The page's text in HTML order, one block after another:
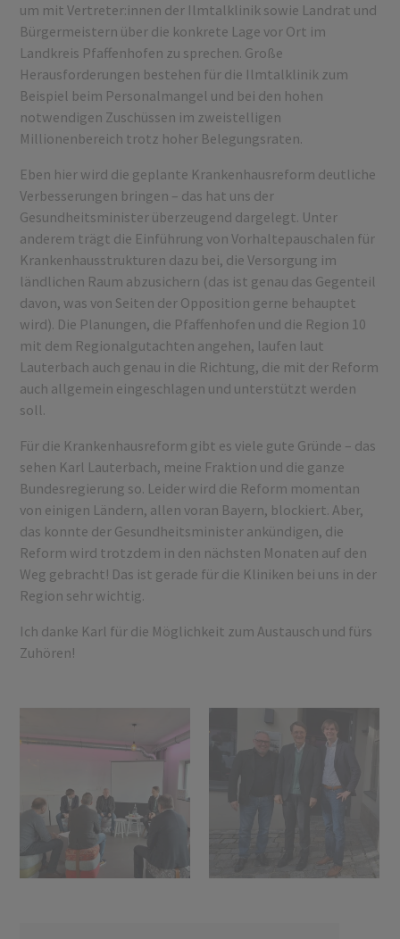
um mit Vertreter:innen der Ilmtalklinik sowie Landrat und
Bürgermeistern über die konkrete Lage vor Ort im
Landkreis Pfaffenhofen zu sprechen. Große
Herausforderungen bestehen für die Ilmtalklinik zum
Beispiel beim Personalmangel und bei den hohen
notwendigen Zuschüssen im zweistelligen
Millionenbereich trotz hoher Belegungsraten.
Eben hier wird die geplante Krankenhausreform deutliche
Verbesserungen bringen – das hat uns der
Gesundheitsminister überzeugend dargelegt. Unter
anderem trägt die Einführung von Vorhaltepauschalen für
Krankenhausstrukturen dazu bei, die Versorgung im
ländlichen Raum abzusichern (das ist genau das Gegenteil
davon, was von Seiten der Opposition gerne behauptet
wird). Die Planungen, die Pfaffenhofen und die Region 10
mit dem Regionalgutachten angehen, laufen laut
Lauterbach auch genau in die Richtung, die mit der Reform
auch allgemein eingeschlagen und unterstützt werden
soll.
Für die Krankenhausreform gibt es viele gute Gründe – das
sehen Karl Lauterbach, meine Fraktion und die ganze
Bundesregierung so. Leider wird die Reform momentan
von einigen Ländern, allen voran Bayern, blockiert. Aber,
das konnte der Gesundheitsminister ankündigen, die
Reform wird trotzdem in den nächsten Monaten auf den
Weg gebracht! Das ist gerade für die Kliniken bei uns in der
Region sehr wichtig.
Ich danke Karl für die Möglichkeit zum Austausch und fürs
Zuhören!